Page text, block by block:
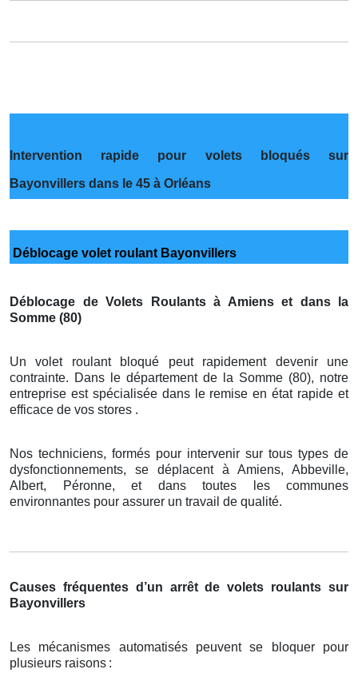
Intervention rapide pour volets bloqués sur
Bayonvillers dans le 45 à Orléans
Déblocage volet roulant Bayonvillers
Déblocage de Volets Roulants à Amiens et dans la
Somme (80)
Un volet roulant bloqué peut rapidement devenir une
contrainte. Dans le département de la Somme (80), notre
entreprise est spécialisée dans le remise en état rapide et
efficace de vos stores .
Nos techniciens, formés pour intervenir sur tous types de
dysfonctionnements, se déplacent à Amiens, Abbeville,
Albert, Péronne, et dans toutes les communes
environnantes pour assurer un travail de qualité.
Causes fréquentes d’un arrêt de volets roulants sur
Bayonvillers
Les mécanismes automatisés peuvent se bloquer pour
plusieurs raisons :